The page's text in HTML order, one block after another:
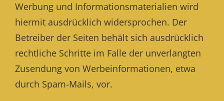
Werbung und Informationsmaterialien wird
hiermit ausdrücklich widersprochen. Der
Betreiber der Seiten behält sich ausdrücklich
rechtliche Schritte im Falle der unverlangten
Zusendung von Werbeinformationen, etwa
durch Spam-Mails, vor.